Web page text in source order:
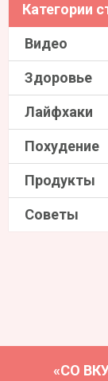
Категории
Видео
Здоровье
Лайфхаки
Похудение
Продукты
Советы
«СО